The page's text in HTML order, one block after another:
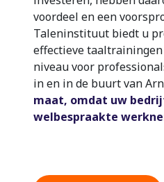
voordeel en een
Taleninstituut biedt u
effectieve
niveau voor
in en in de buurt van
maat, omdat uw
welbespraakte